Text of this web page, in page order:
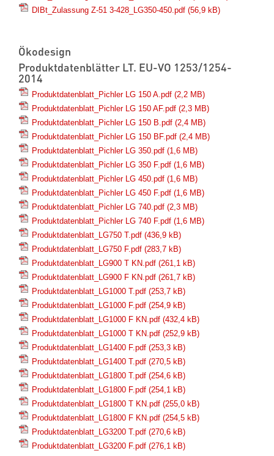
DIBt_Zulassung Z-51 3-428_LG350-450.pdf (56,9 kB)
Ökodesign
Produktdatenblätter LT. EU-VO 1253/1254-
2014
Produktdatenblatt_Pichler LG 150 A.pdf (2,2 MB)
Produktdatenblatt_Pichler LG 150 AF.pdf (2,3 MB)
Produktdatenblatt_Pichler LG 150 B.pdf (2,4 MB)
Produktdatenblatt_Pichler LG 150 BF.pdf (2,4 MB)
Produktdatenblatt_Pichler LG 350.pdf (1,6 MB)
Produktdatenblatt_Pichler LG 350 F.pdf (1,6 MB)
Produktdatenblatt_Pichler LG 450.pdf (1,6 MB)
Produktdatenblatt_Pichler LG 450 F.pdf (1,6 MB)
Produktdatenblatt_Pichler LG 740.pdf (2,3 MB)
Produktdatenblatt_Pichler LG 740 F.pdf (1,6 MB)
Produktdatenblatt_LG750 T.pdf (436,9 kB)
Produktdatenblatt_LG750 F.pdf (283,7 kB)
Produktdatenblatt_LG900 T KN.pdf (261,1 kB)
Produktdatenblatt_LG900 F KN.pdf (261,7 kB)
Produktdatenblatt_LG1000 T.pdf (253,7 kB)
Produktdatenblatt_LG1000 F.pdf (254,9 kB)
Produktdatenblatt_LG1000 F KN.pdf (432,4 kB)
Produktdatenblatt_LG1000 T KN.pdf (252,9 kB)
Produktdatenblatt_LG1400 F.pdf (253,3 kB)
Produktdatenblatt_LG1400 T.pdf (270,5 kB)
Produktdatenblatt_LG1800 T.pdf (254,6 kB)
Produktdatenblatt_LG1800 F.pdf (254,1 kB)
Produktdatenblatt_LG1800 T KN.pdf (255,0 kB)
Produktdatenblatt_LG1800 F KN.pdf (254,5 kB)
Produktdatenblatt_LG3200 T.pdf (270,6 kB)
Produktdatenblatt_LG3200 F.pdf (276,1 kB)